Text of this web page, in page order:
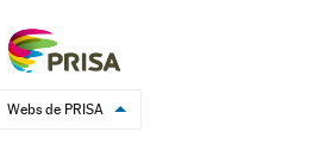
Webs de PRISA